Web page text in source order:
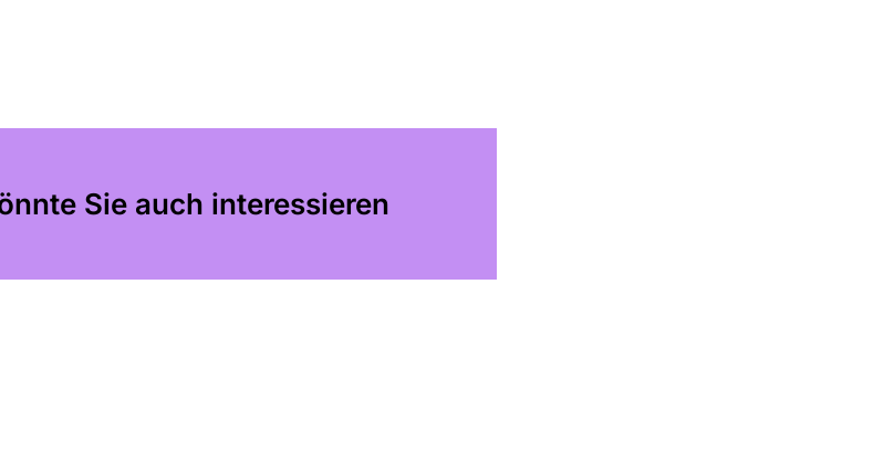
Sie auch interessieren